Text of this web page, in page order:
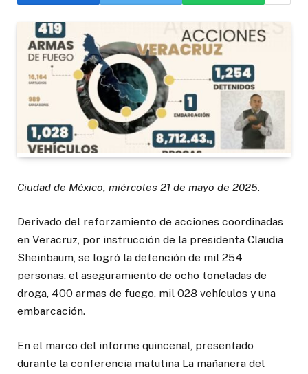
Ciudad de México, miércoles 21 de mayo de 2025.
Derivado del reforzamiento de acciones coordinadas
en Veracruz, por instrucción de la presidenta Claudia
Sheinbaum, se logró la detención de mil 254
personas, el aseguramiento de ocho toneladas de
droga, 400 armas de fuego, mil 028 vehículos y una
embarcación.
En el marco del informe quincenal, presentado
durante la conferencia matutina La mañanera del